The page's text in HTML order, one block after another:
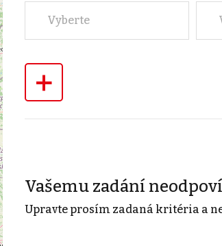
Vyberte
+
Vašemu zadání
Upravte prosím zadaná kritéria a